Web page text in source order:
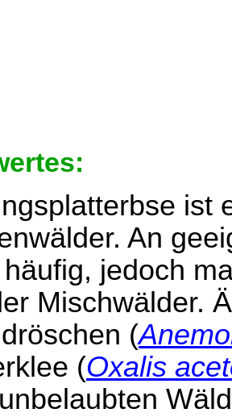
ist
An
jedoch
Mischwälder.
(
(Oxalis